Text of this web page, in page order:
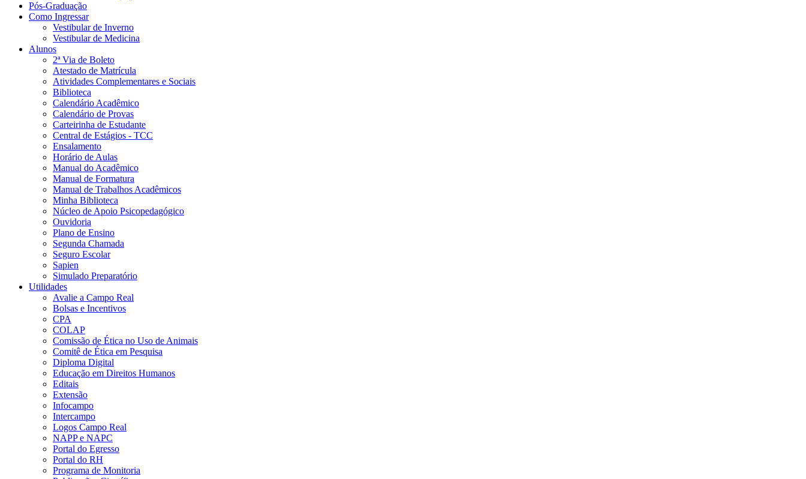
Pós-Graduação
Como Ingressar
Vestibular de Inverno
Vestibular de Medicina
Alunos
2ª Via de Boleto
Atestado de Matrícula
Atividades Complementares e Sociais
Biblioteca
Calendário Acadêmico
Calendário de Provas
Carteirinha de Estudante
Central de Estágios - TCC
Ensalamento
Horário de Aulas
Manual do Acadêmico
Manual de Formatura
Manual de Trabalhos Acadêmicos
Minha Biblioteca
Núcleo de Apoio Psicopedagógico
Ouvidoria
Plano de Ensino
Segunda Chamada
Seguro Escolar
Sapien
Simulado Preparatório
Utilidades
Avalie a Campo Real
Bolsas e Incentivos
CPA
COLAP
Comissão de Ética no Uso de Animais
Comitê de Ética em Pesquisa
Diploma Digital
Educação em Direitos Humanos
Editais
Extensão
Infocampo
Intercampo
Logos Campo Real
NAPP e NAPC
Portal do Egresso
Portal do RH
Programa de Monitoria